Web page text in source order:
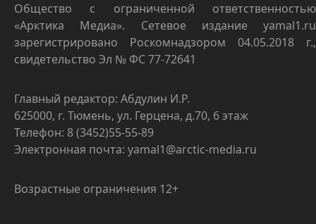
Общество с ограниченной ответственностью
«Арктика Медиа». Сетевое издание yamal1.ru
зарегистрировано Роскомнадзором 04.05.2018 г.,
свидетельство Эл № ФС 77-72641
Главный редактор: Абдулин И.Р.
625000, г. Тюмень, ул. Герцена, д.70, 6 этаж
Телефон: 8 (3452)55-55-89
Электронная почта: yamal1@arctic-media.ru
Возрастные ограничения 12+